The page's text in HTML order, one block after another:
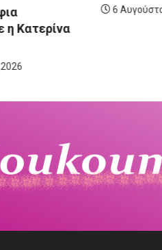
6 Αυγούστου, 2026